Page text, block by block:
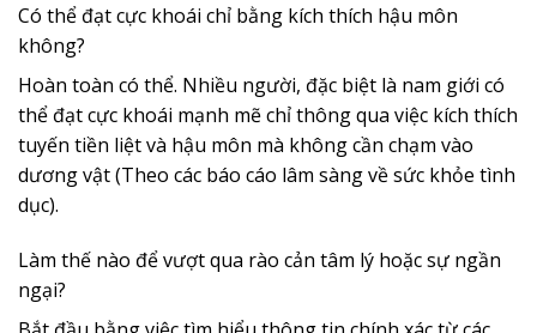
Có thể đạt cực khoái chỉ bằng kích thích hậu môn
không?
Hoàn toàn có thể. Nhiều người, đặc biệt là nam giới có
thể đạt cực khoái mạnh mẽ chỉ thông qua việc kích thích
tuyến tiền liệt và hậu môn mà không cần chạm vào
dương vật (Theo các báo cáo lâm sàng về sức khỏe tình
dục).
Làm thế nào để vượt qua rào cản tâm lý hoặc sự ngần
ngại?